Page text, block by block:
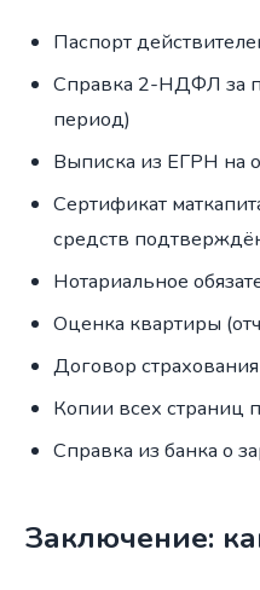
Паспорт
Справка 2-НДФЛ за
период)
Выписка из ЕГРН на
Сертификат
средств
Нотариальное
Оценка квартиры
Договор
Копии всех страниц
Справка из банка о
Заключение: